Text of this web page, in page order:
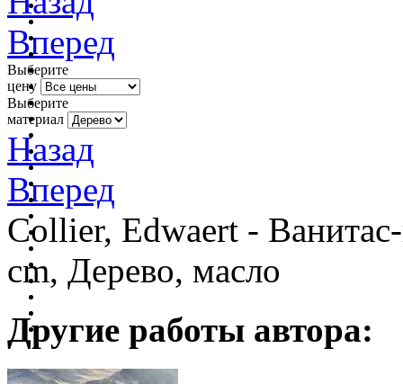
Вперед
Выберите
цену
Выберите
материал
Назад
Вперед
Collier, Edwaert -
cm, Дерево, масло
Другие работы автора: